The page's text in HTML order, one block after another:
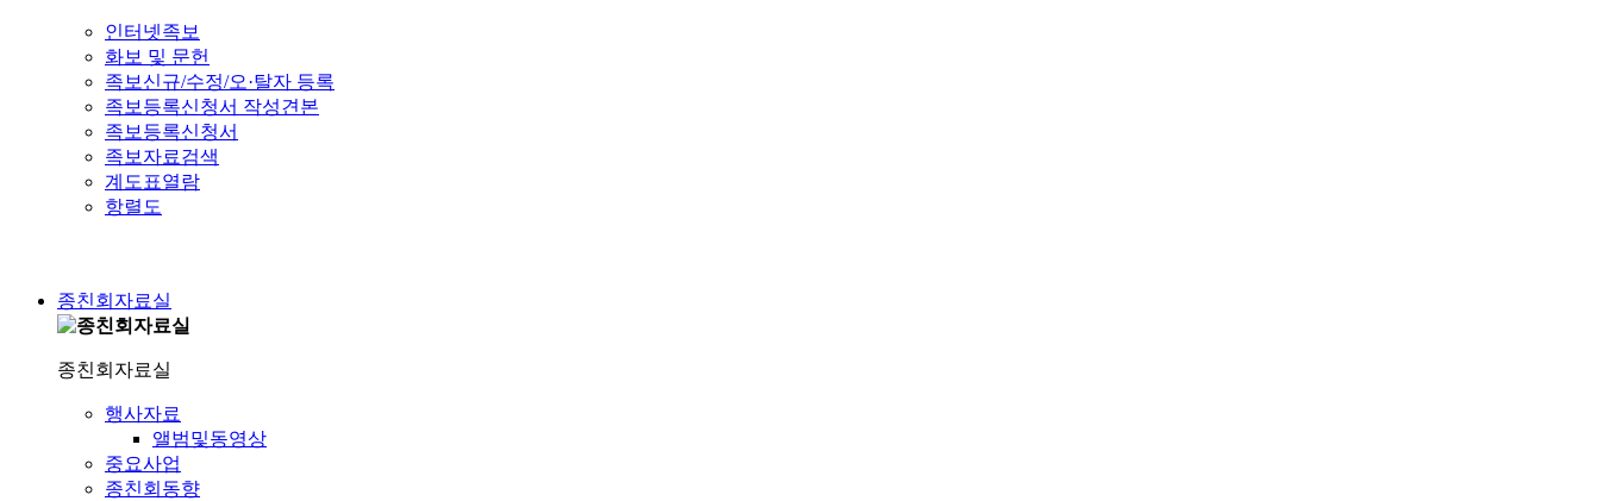
인터넷족보
화보 및 문헌
족보신규/수정/오·탈자 등록
족보등록신청서 작성견본
족보등록신청서
족보자료검색
계도표열람
항렬도
종친회자료실
종친회자료실
행사자료
앨범및동영상
중요사업
종친회동향